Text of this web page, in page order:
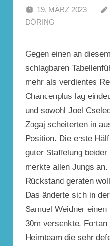
19. MÄRZ 2023
DÖRING
Gegen einen an
schlagbaren
mehr als verdientes
Chancenplus lag
und sowohl Joel
Zogaj scheiterten in
Position. Die erste
guter Staffelung beider
merkte allen Jungs
Rückstand geraten
Das änderte sich in
Samuel Weidner
30m versenkte. Fortan
Heimteam die sehr